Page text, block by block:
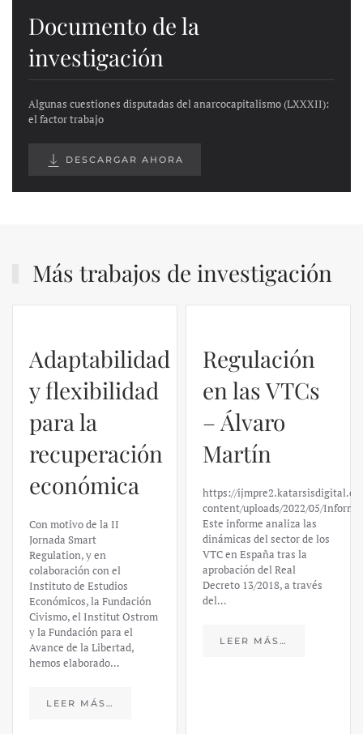
Documento de la
investigación
Algunas cuestiones disputadas del anarcocapitalismo (LXXXII):
el factor trabajo
DESCARGAR AHORA
Más trabajos de investigación
Regulación
en las VTCs
– Álvaro
Martín
https://ijmpre2.katarsisdigital.com/wp-
content/uploads/2022/05/Informe_sobre_las_VTC.pdf
Este informe analiza las
dinámicas del sector de los
VTC en España tras la
aprobación del Real
Decreto 13/2018, a través
del…
LEER MÁS…
El caso de
Silicon
Valley Bank:
un análisis
financiero –
Daniel
Fernández